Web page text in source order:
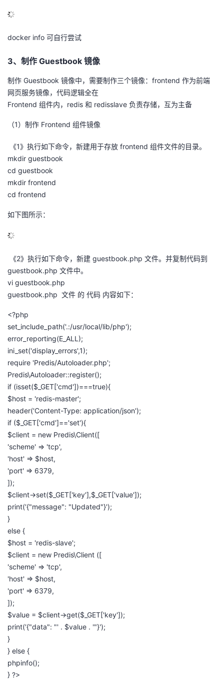
docker info 可自行尝试
3、制作 Guestbook 镜像
制作 Guestbook 镜像中，需要制作三个镜像：frontend 作为前端
网页服务镜像，代码逻辑全在
Frontend 组件内，redis 和 redisslave 负责存储，互为主备
（1）制作 Frontend 组件镜像
《1》执行如下命令，新建用于存放 frontend 组件文件的目录。
mkdir guestbook
cd guestbook
mkdir frontend
cd frontend
如下图所示：
《2》执行如下命令，新建 guestbook.php 文件。并复制代码到
guestbook.php 文件中。
vi guestbook.php
guestbook.php 文件 的 代码 内容如下：
<?php
set_include_path('.:/usr/local/lib/php');
error_reporting(E_ALL);
ini_set('display_errors',1);
require 'Predis/Autoloader.php';
Predis\Autoloader::register();
if (isset($_GET['cmd'])===true){
$host = 'redis-master';
header('Content-Type: application/json');
if ($_GET['cmd']=='set'){
$client = new Predis\Client([
'scheme' => 'tcp',
'host' => $host,
'port' => 6379,
]);
$client->set($_GET['key'],$_GET['value']);
print('{"message": "Updated"}');
}
else {
$host = 'redis-slave';
$client = new Predis\Client ([
'scheme' => 'tcp',
'host' => $host,
'port' => 6379,
]);
$value = $client->get($_GET['key']);
print('{"data": "' . $value . '"}');
}
} else {
phpinfo();
} ?>